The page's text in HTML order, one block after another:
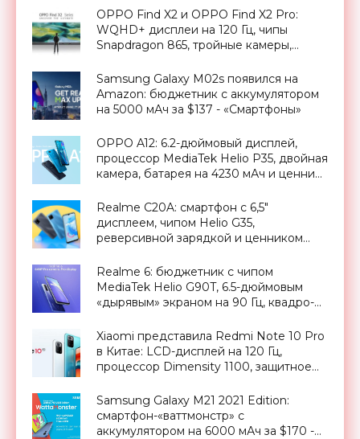
OPPO Find X2 и OPPO Find X2 Pro:
WQHD+ дисплеи на 120 Гц, чипы
Snapdragon 865, тройные камеры,
1000 евро - «Смартфоны»
Samsung Galaxy M02s появился на
Amazon: бюджетник с аккумулятором
на 5000 мАч за $137 - «Смартфоны»
OPPO A12: 6.2-дюймовый дисплей,
процессор MediaTek Helio P35, двойная
камера, батарея на 4230 мАч и ценник
Realme C20A: смартфон с 6,5"
дисплеем, чипом Helio G35,
реверсивной зарядкой и ценником
Realme 6: бюджетник с чипом
MediaTek Helio G90T, 6.5-дюймовым
«дырявым» экраном на 90 Гц, квадро-
Super Charge и ценником от $175 -
«Смартфоны»
Xiaomi представила Redmi Note 10 Pro
в Китае: LCD-дисплей на 120 Гц,
процессор Dimensity 1100, защитное
МП и ценник от $265 - «Смартфоны»
Samsung Galaxy M21 2021 Edition:
смартфон-«ваттмонстр» с
аккумулятором на 6000 мАч за $170 -